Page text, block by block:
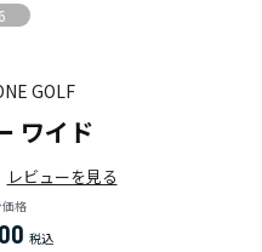
6
GOLF
ワイド
レビューを見る
格